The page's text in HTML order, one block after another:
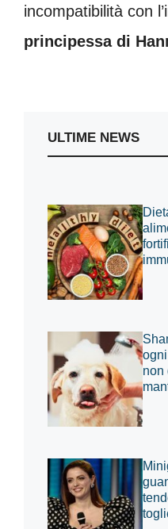
incompatibilità con
principessa di
ULTIME NEWS
non